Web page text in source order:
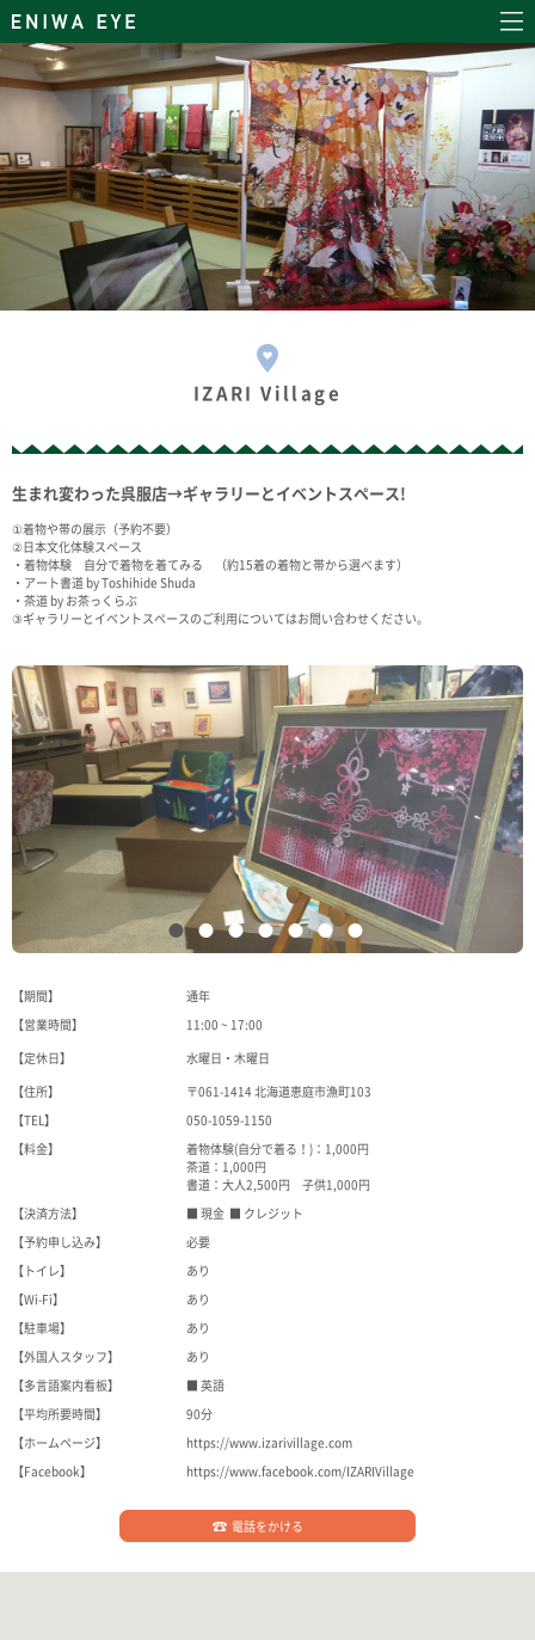
IZARI Village
生まれ変わった呉服店→ギャラリーとイベントスペース!
①着物や帯の展示（予約不要）
②日本文化体験スペース
・着物体験 自分で着物を着てみる （約15着の着物と帯から選べます）
・アート書道 by Toshihide Shuda
・茶道 by お茶っくらぶ
③ギャラリーとイベントスペースのご利用についてはお問い合わせください。
【期間】
通年
【営業時間】
11:00 ~ 17:00
【定休日】
水曜日・木曜日
【住所】
〒061-1414 北海道恵庭市漁町103
【TEL】
050-1059-1150
【料金】
着物体験(自分で着る！)：1,000円
茶道：1,000円
書道：大人2,500円 子供1,000円
【決済方法】
■ 現金 ■ クレジット
【予約申し込み】
必要
【トイレ】
あり
【Wi-Fi】
あり
【駐車場】
あり
【外国人スタッフ】
あり
【多言語案内看板】
■ 英語
【平均所要時間】
90分
【ホームページ】
https://www.izarivillage.com
【Facebook】
https://www.facebook.com/IZARIVillage
電話をかける